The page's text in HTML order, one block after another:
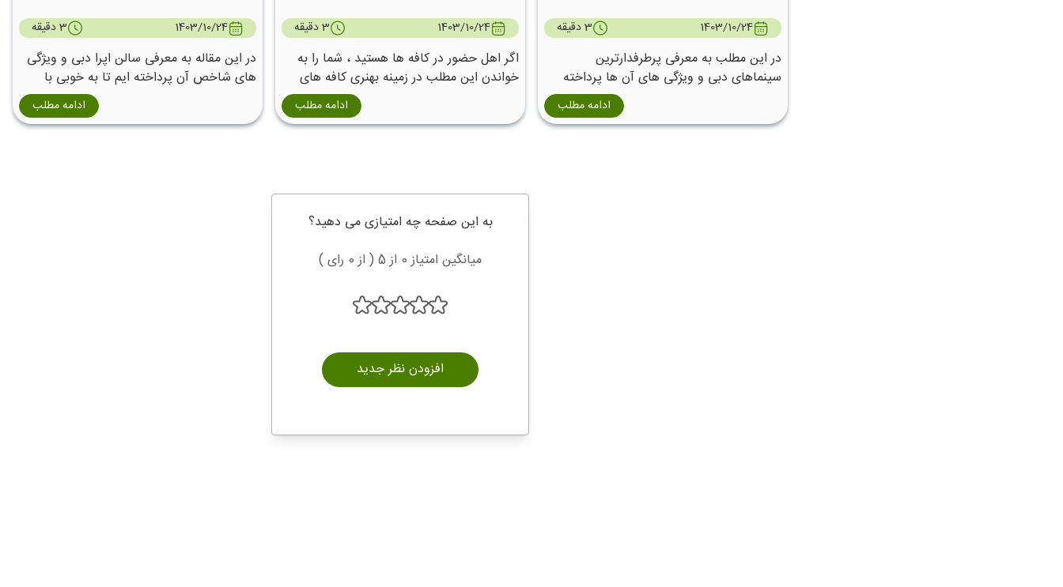
1403/10/24 3 دقیقه
در این مطلب به معرفی پرطرفدارترین
سینماهای دبی و ویژگی های آن ها پرداخته
ادامه مطلب
1403/10/24 3 دقیقه
اگر اهل حضور در کافه ها هستید ، شما را به
خواندن این مطلب در زمینه بهنری کافه های
ادامه مطلب
1403/10/24 3 دقیقه
در این مقاله به معرفی سالن اپرا دبی و ویژگی
های شاخص آن پرداخته ایم تا به خوبی با
ادامه مطلب
به این صفحه چه امتیازی می دهید؟
میانگین امتیاز 0 از 5 ( از 0 رای )
افزودن نظر جدید